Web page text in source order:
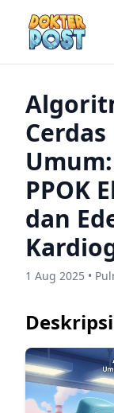
PPOK
dan
1 Aug 2025 •
Deskripsi